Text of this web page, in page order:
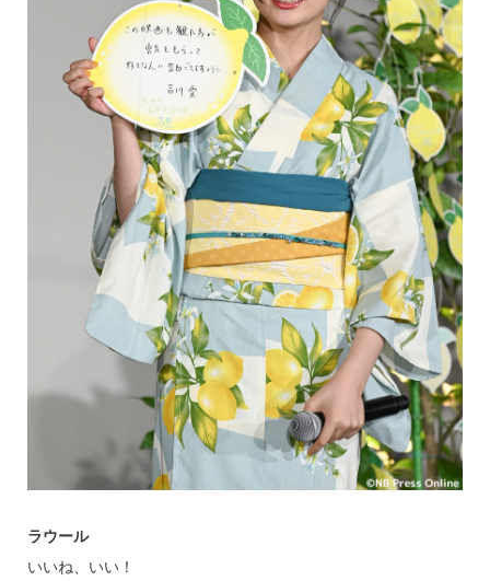
ラウール
いいね、いい！